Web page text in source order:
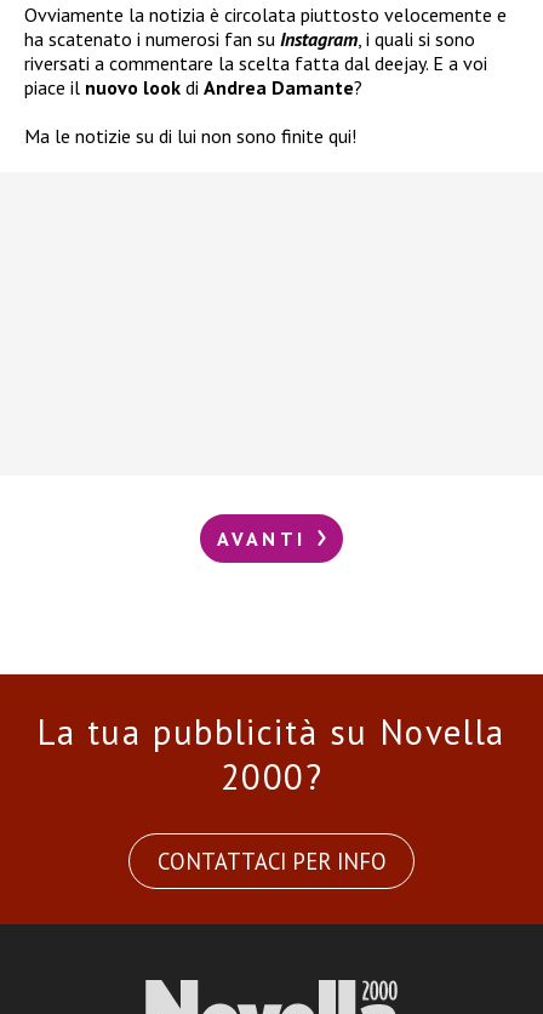
Ovviamente la notizia è circolata piuttosto velocemente e
ha scatenato i numerosi fan su Instagram , i quali si sono
riversati a commentare la scelta fatta dal deejay. E a voi
piace il nuovo look di Andrea Damante?
Ma le notizie su di lui non sono finite qui!
AVANTI
La tua pubblicità su Novella
2000?
CONTATTACI PER INFO